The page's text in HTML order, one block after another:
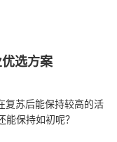
选方案
复苏后能保持较高的活
保持如初呢？